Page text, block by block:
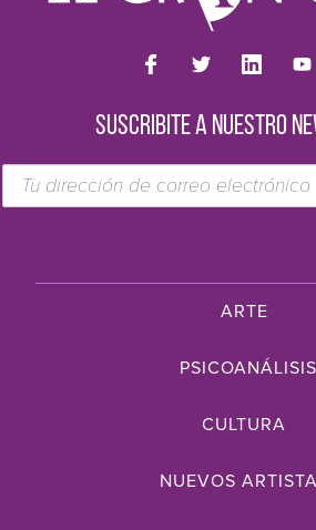
SUSCRIBITE A NUESTRO
ARTE
PSICOANÁLISIS
CULTURA
NUEVOS